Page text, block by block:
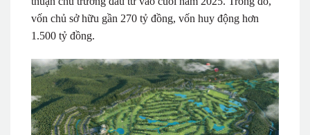
vốn chủ sở hữu gần 270 tỷ đồng, vốn huy động hơn
1.500 tỷ đồng.